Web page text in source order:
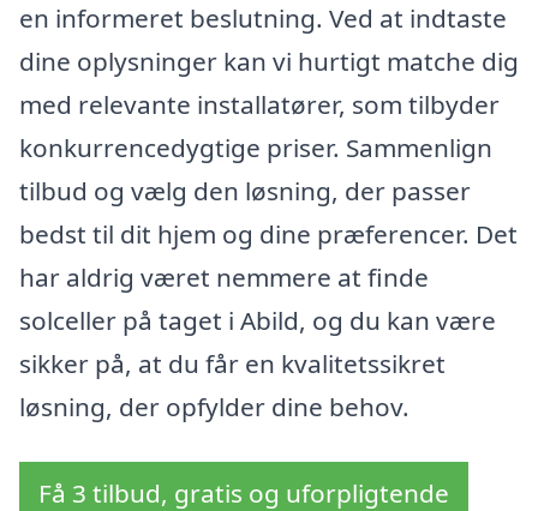
en informeret beslutning. Ved at indtaste
dine oplysninger kan vi hurtigt matche dig
med relevante installatører, som tilbyder
konkurrencedygtige priser. Sammenlign
tilbud og vælg den løsning, der passer
bedst til dit hjem og dine præferencer. Det
har aldrig været nemmere at finde
solceller på taget i Abild, og du kan være
sikker på, at du får en kvalitetssikret
løsning, der opfylder dine behov.
Få 3 tilbud, gratis og uforpligtende